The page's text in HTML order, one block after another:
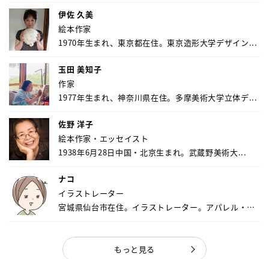
伊佐 久美
絵本作家
1970年生まれ、東京都在住。東京造形大学デザイン...
玉田 美知子
作家
1977年生まれ、神奈川県在住。多摩美術大学立体デ...
佐野 洋子
絵本作家・エッセイスト
1938年6月28日中国・北京生まれ。武蔵野美術大...
ナコ
イラストレーター
宮城県仙台市在住。イラストレーター。アパレル・キ
もっと見る